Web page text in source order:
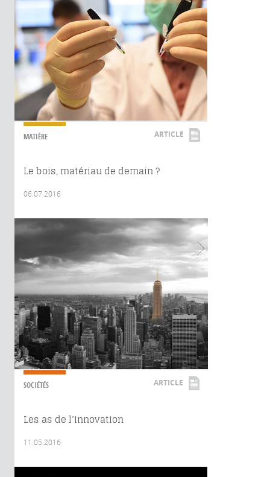
MATIÈRE ARTICLE
Le bois, matériau de demain ?
06.07.2016
SOCIÉTÉS ARTICLE
Les as de l’innovation
11.05.2016